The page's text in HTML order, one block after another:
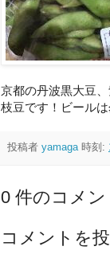
京都の丹波黒大豆
枝豆です！ビール
投稿者 yamaga 時刻:
0 件のコメン
コメントを